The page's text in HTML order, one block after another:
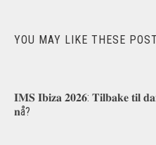
YOU MAY LIKE THESE
𝐈𝐌𝐒 𝐈𝐛𝐢𝐳𝐚 𝟐𝟎𝟐𝟔: 𝐓𝐢𝐥𝐛𝐚𝐤𝐞 𝐭𝐢𝐥
𝐧å?